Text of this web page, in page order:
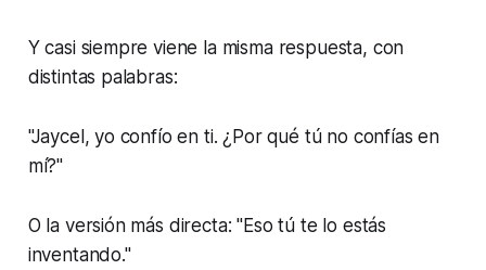
Y casi siempre viene la misma respuesta, con
distintas palabras:
"Jaycel, yo confío en ti. ¿Por qué tú no confías en
mí?"
O la versión más directa: "Eso tú te lo estás
inventando."